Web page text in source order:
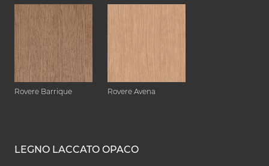
Rovere Barrique Rovere Avena
LEGNO LACCATO OPACO